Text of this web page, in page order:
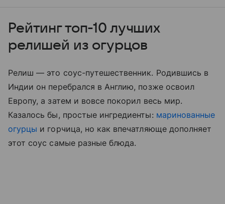
Рейтинг топ-10 лучших
релишей из огурцов
Релиш — это соус-путешественник. Родившись в
Индии он перебрался в Англию, позже освоил
Европу, а затем и вовсе покорил весь мир.
Казалось бы, простые ингредиенты: маринованные
огурцы и горчица, но как впечатляюще дополняет
этот соус самые разные блюда.